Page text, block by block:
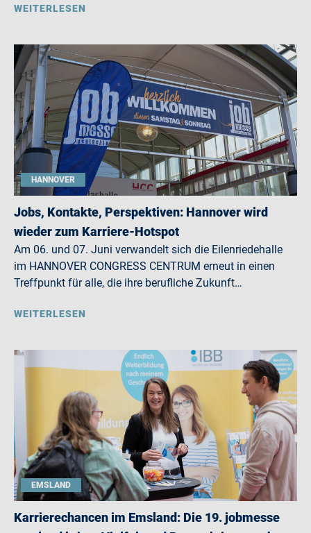
WEITERLESEN
HANNOVER
Jobs, Kontakte, Perspektiven: Hannover wird
wieder zum Karriere-Hotspot
Am 06. und 07. Juni verwandelt sich die Eilenriedehalle
im HANNOVER CONGRESS CENTRUM erneut in einen
Treffpunkt für alle, die ihre berufliche Zukunft…
WEITERLESEN
EMSLAND
Karrierechancen im Emsland: Die 19. jobmesse